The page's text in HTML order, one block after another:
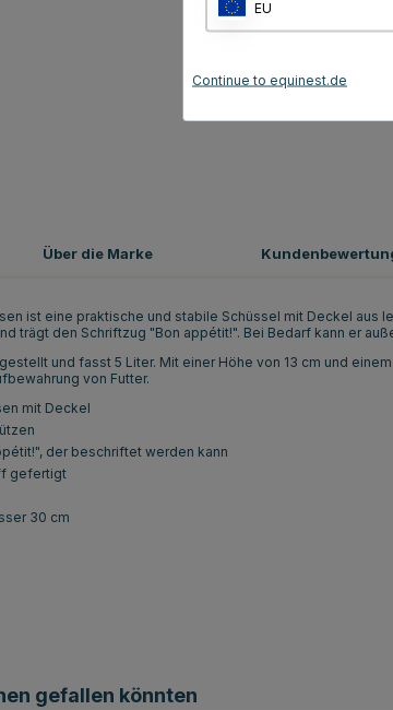
ist eine praktische und stabile Schüssel mit Deckel
trägt den Schriftzug "Bon appétit!". Bei Bedarf kann er
und fasst 5 Liter. Mit einer Höhe von 13 cm und
von Futter.
mit Deckel
der beschriftet werden kann
gefertigt
30 cm
Über die Marke
gefallen könnten
EU
Continue to equinest.de